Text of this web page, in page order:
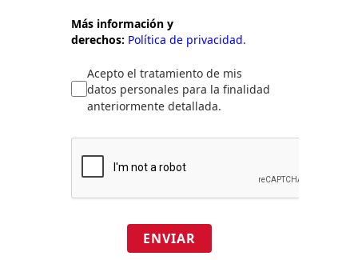
Más información y
derechos: Política de privacidad.
Acepto el tratamiento de mis
datos personales para la finalidad
anteriormente detallada.
ENVIAR